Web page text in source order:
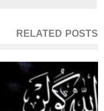
RELATED POSTS